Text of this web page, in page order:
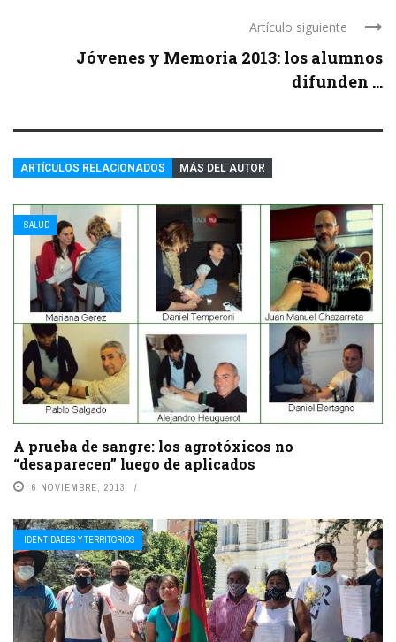
Artículo siguiente
Jóvenes y Memoria 2013: los alumnos
difunden ...
ARTÍCULOS RELACIONADOS MÁS DEL AUTOR
SALUD
A prueba de sangre: los agrotóxicos no
“desaparecen” luego de aplicados
6 NOVIEMBRE, 2013
IDENTIDADES Y TERRITORIOS